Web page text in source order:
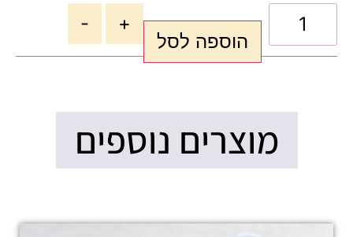
+
-
הוספה לסל
מוצרים נוספים